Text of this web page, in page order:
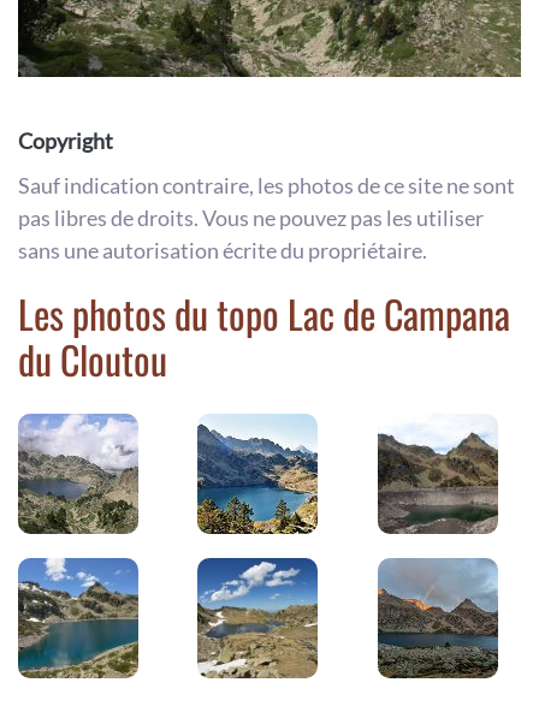
Copyright
Sauf indication contraire, les photos de ce site ne sont
pas libres de droits. Vous ne pouvez pas les utiliser
sans une autorisation écrite du propriétaire.
Les photos du topo Lac de Campana
du Cloutou